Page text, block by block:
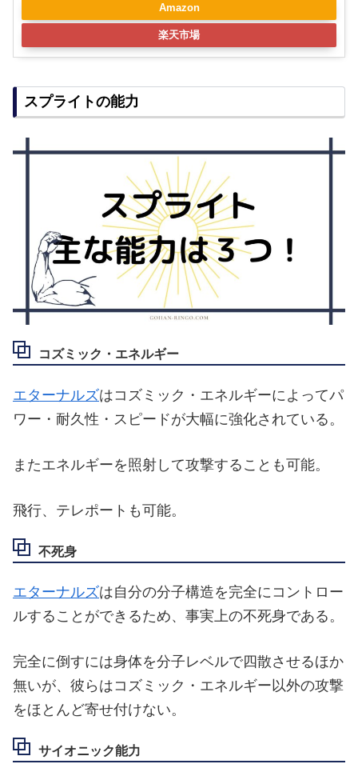
Amazon
楽天市場
スプライトの能力
コズミック・エネルギー
エターナルズはコズミック・エネルギーによってパ
ワー・耐久性・スピードが大幅に強化されている。
またエネルギーを照射して攻撃することも可能。
飛行、テレポートも可能。
不死身
エターナルズは自分の分子構造を完全にコントロー
ルすることができるため、事実上の不死身である。
完全に倒すには身体を分子レベルで四散させるほか
無いが、彼らはコズミック・エネルギー以外の攻撃
をほとんど寄せ付けない。
サイオニック能力